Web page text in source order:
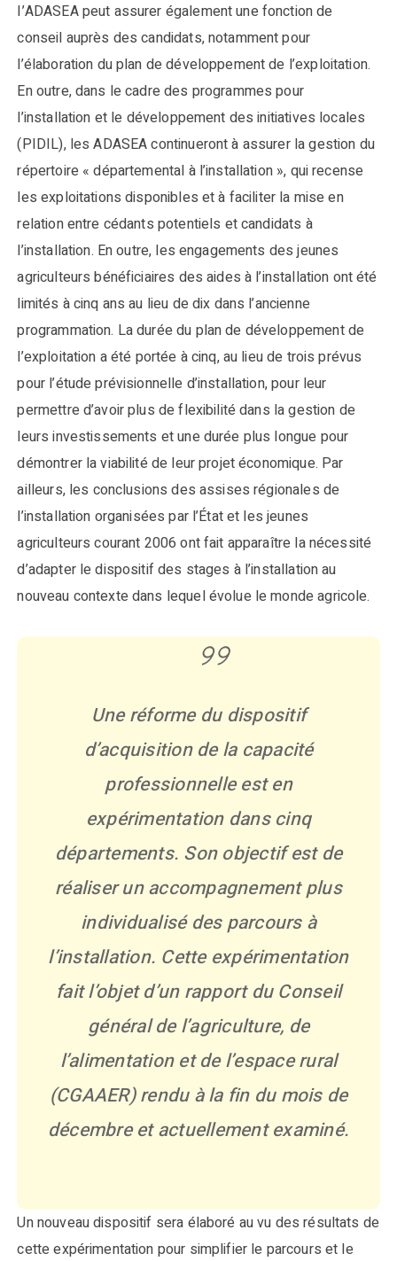
I’ADASEA peut assurer également une fonction de
conseil auprès des candidats, notamment pour
l’élaboration du plan de développement de l’exploitation.
En outre, dans le cadre des programmes pour
l’installation et le développement des initiatives locales
(PIDIL), les ADASEA continueront à assurer la gestion du
répertoire « départemental à l’installation », qui recense
les exploitations disponibles et à faciliter la mise en
relation entre cédants potentiels et candidats à
l’installation. En outre, les engagements des jeunes
agriculteurs bénéficiaires des aides à l’installation ont été
limités à cinq ans au lieu de dix dans l’ancienne
programmation. La durée du plan de développement de
l’exploitation a été portée à cinq, au lieu de trois prévus
pour l’étude prévisionnelle d’installation, pour leur
permettre d’avoir plus de flexibilité dans la gestion de
leurs investissements et une durée plus longue pour
démontrer la viabilité de leur projet économique. Par
ailleurs, les conclusions des assises régionales de
l’installation organisées par l’État et les jeunes
agriculteurs courant 2006 ont fait apparaître la nécessité
d’adapter le dispositif des stages à l’installation au
nouveau contexte dans lequel évolue le monde agricole.
Une réforme du dispositif
d’acquisition de la capacité
professionnelle est en
expérimentation dans cinq
départements. Son objectif est de
réaliser un accompagnement plus
individualisé des parcours à
l’installation. Cette expérimentation
fait l’objet d’un rapport du Conseil
général de l’agriculture, de
l’alimentation et de l’espace rural
(CGAAER) rendu à la fin du mois de
décembre et actuellement examiné.
Un nouveau dispositif sera élaboré au vu des résultats de
cette expérimentation pour simplifier le parcours et le